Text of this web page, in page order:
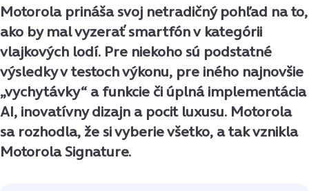
Motorola prináša svoj netradičný pohľad na to,
ako by mal vyzerať smartfón v kategórii
vlajkových lodí. Pre niekoho sú podstatné
výsledky v testoch výkonu, pre iného najnovšie
„vychytávky“ a funkcie či úplná implementácia
AI, inovatívny dizajn a pocit luxusu. Motorola
sa rozhodla, že si vyberie všetko, a tak vznikla
Motorola Signature.